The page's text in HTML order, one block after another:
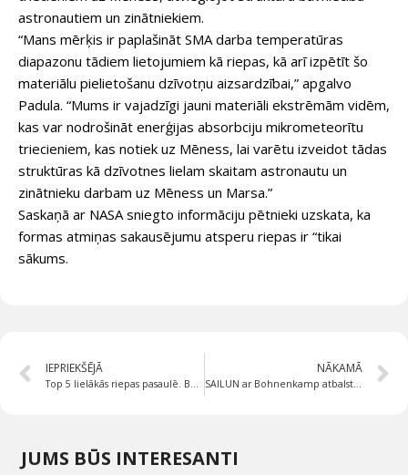
astronautiem un zinātniekiem.
“Mans mērķis ir paplašināt SMA darba temperatūras
diapazonu tādiem lietojumiem kā riepas, kā arī izpētīt šo
materiālu pielietošanu dzīvotņu aizsardzībai,” apgalvo
Padula. “Mums ir vajadzīgi jauni materiāli ekstrēmām vidēm,
kas var nodrošināt enerģijas absorbciju mikrometeorītu
triecieniem, kas notiek uz Mēness, lai varētu izveidot tādas
struktūras kā dzīvotnes lielam skaitam astronautu un
zinātnieku darbam uz Mēness un Marsa.”
Saskaņā ar NASA sniegto informāciju pētnieki uzskata, ka
formas atmiņas sakausējumu atsperu riepas ir “tikai
sākums.
IEPRIEKŠĒJĀ NĀKAMĀ
SAILUN ar Bohnenkamp atbalstu – Team Hecker oficiālais sponsors
JUMS BŪS INTERESANTI